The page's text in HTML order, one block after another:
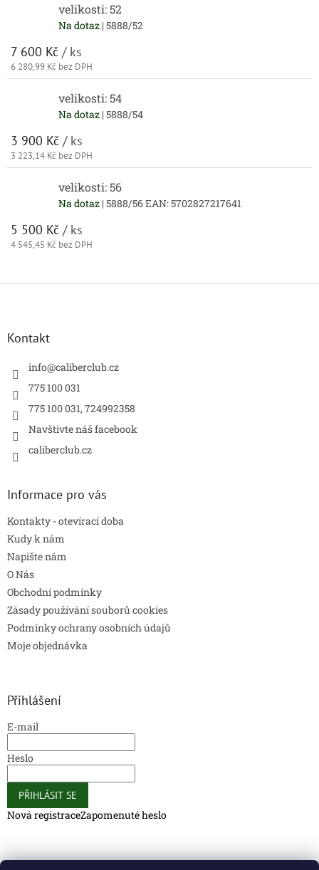
velikosti: 52
Na dotaz | 5888/52
7 600 Kč / ks
6 280,99 Kč bez DPH
velikosti: 54
Na dotaz | 5888/54
3 900 Kč / ks
3 223,14 Kč bez DPH
velikosti: 56
Na dotaz | 5888/56EAN:5702827217641
5 500 Kč / ks
4 545,45 Kč bez DPH
Z
Kontakt
info@caliberclub.cz
775 100 031
775 100 031, 724992358
Navštivte náš facebook
caliberclub.cz
Informace pro vás
Kontakty - otevírací doba
Kudy k nám
Napište nám
O Nás
Obchodní podmínky
Zásady používání souborů cookies
Podmínky ochrany osobních údajů
Moje objednávka
Přihlášení
E-mail
Heslo
PŘIHLÁSIT SE
Nová registraceZapomenuté heslo